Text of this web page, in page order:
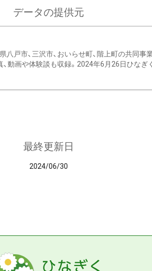
データの提供元
戸市、三沢市、おいらせ町、階上町の共同事
、動画や体験談も収録。2024年6月26日ひな
最終更新日
2024/06/30